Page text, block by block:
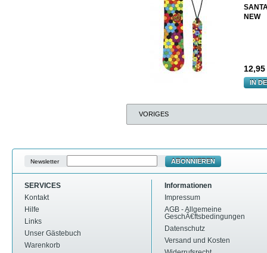
NEW
12,95
IN
VORIGES
Newsletter ABONNIEREN
SERVICES
Kontakt
Hilfe
Links
Unser Gästebuch
Warenkorb
Informationen
Impressum
AGB - Allgemeine
GeschÃ€ftsbedingungen
Datenschutz
Versand und Kosten